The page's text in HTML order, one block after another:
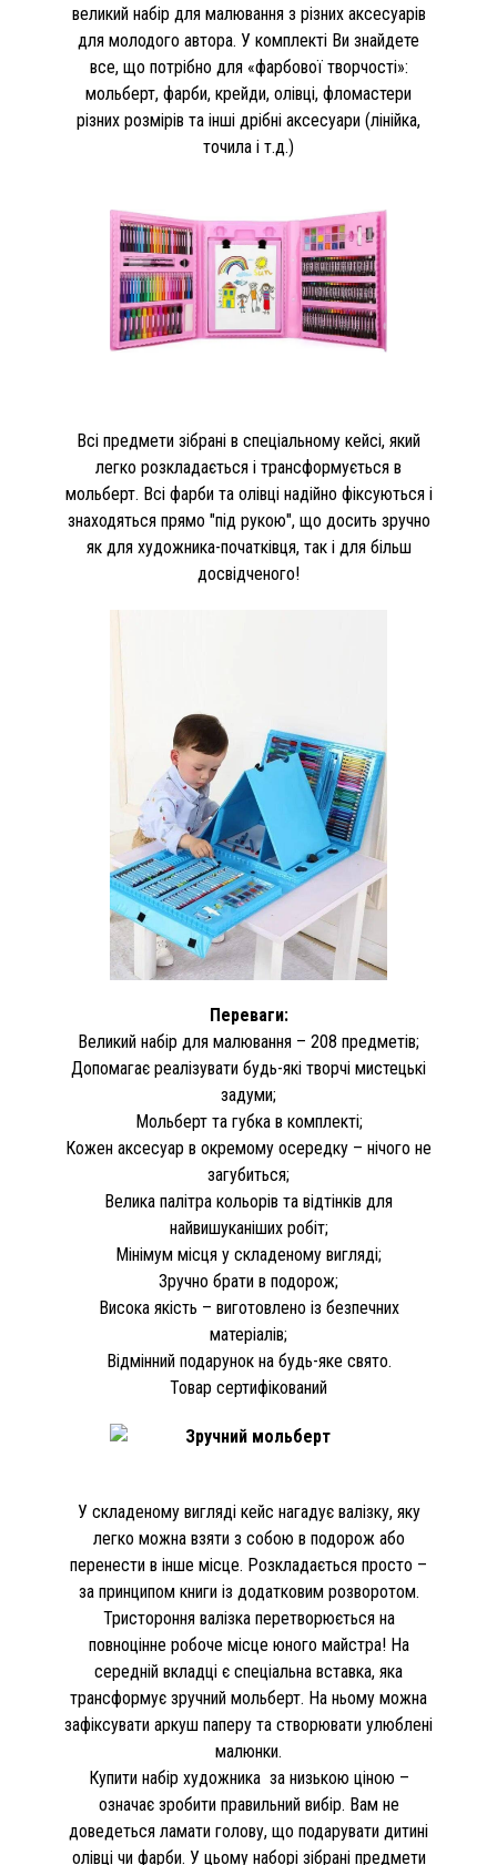
великий набір для малювання з різних аксесуарів
для молодого автора. У комплекті Ви знайдете
все, що потрібно для «фарбової творчості»:
мольберт, фарби, крейди, олівці, фломастери
різних розмірів та інші дрібні аксесуари (лінійка,
точила і т.д.)
Всі предмети зібрані в спеціальному кейсі, який
легко розкладається і трансформується в
мольберт. Всі фарби та олівці надійно фіксуються і
знаходяться прямо "під рукою", що досить зручно
як для художника-початківця, так і для більш
досвідченого!
Переваги:
Великий набір для малювання – 208 предметів;
Допомагає реалізувати будь-які творчі мистецькі
задуми;
Мольберт та губка в комплекті;
Кожен аксесуар в окремому осередку – нічого не
загубиться;
Велика палітра кольорів та відтінків для
найвишуканіших робіт;
Мінімум місця у складеному вигляді;
Зручно брати в подорож;
Висока якість – виготовлено із безпечних
матеріалів;
Відмінний подарунок на будь-яке свято.
Товар сертифікований
У складеному вигляді кейс нагадує валізку, яку
легко можна взяти з собою в подорож або
перенести в інше місце. Розкладається просто –
за принципом книги із додатковим розворотом.
Тристороння валізка перетворюється на
повноцінне робоче місце юного майстра! На
середній вкладці є спеціальна вставка, яка
трансформує зручний мольберт. На ньому можна
зафіксувати аркуш паперу та створювати улюблені
малюнки.
Купити набір художника за низькою ціною –
означає зробити правильний вибір. Вам не
доведеться ламати голову, що подарувати дитині
олівці чи фарби. У цьому наборі зібрані предмети